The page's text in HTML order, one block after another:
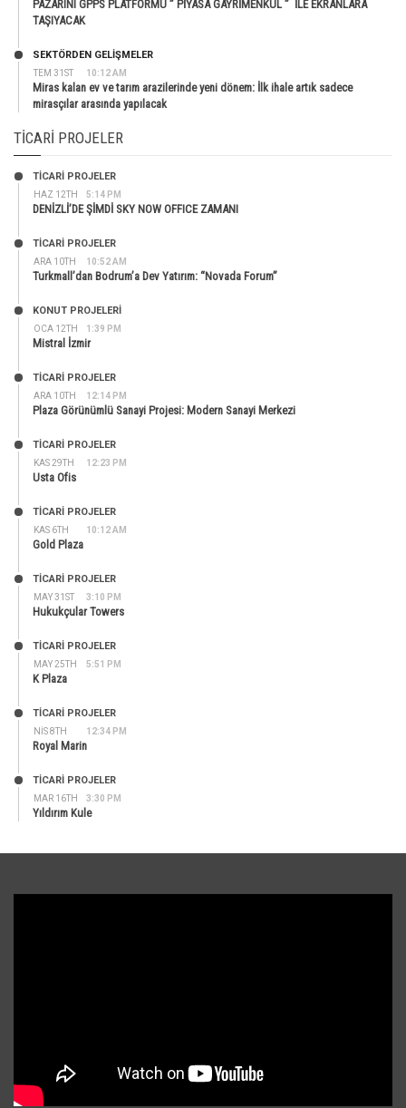
PAZARINI GPPS PLATFORMU ” PİYASA GAYRİMENKUL ” İLE EKRANLARA
TAŞIYACAK
TEM 31ST 10:12 AM
SEKTÖRDEN GELIŞMELER
Miras kalan ev ve tarım arazilerinde yeni dönem: İlk ihale artık sadece
mirasçılar arasında yapılacak
TICARI PROJELER
HAZ 12TH 5:14 PM
TİCARİ PROJELER
DENİZLİ’DE ŞİMDİ SKY NOW OFFICE ZAMANI
ARA 10TH 10:52 AM
TİCARİ PROJELER
Turkmall’dan Bodrum’a Dev Yatırım: “Novada Forum”
OCA 12TH 1:39 PM
KONUT PROJELERI
Mistral İzmir
ARA 10TH 12:14 PM
TİCARİ PROJELER
Plaza Görünümlü Sanayi Projesi: Modern Sanayi Merkezi
KAS 29TH 12:23 PM
TİCARİ PROJELER
Usta Ofis
KAS 6TH 10:12 AM
TİCARİ PROJELER
Gold Plaza
MAY 31ST 3:10 PM
TİCARİ PROJELER
Hukukçular Towers
MAY 25TH 5:51 PM
TİCARİ PROJELER
K Plaza
NIS 8TH 12:34 PM
TİCARİ PROJELER
Royal Marin
MAR 16TH 3:30 PM
TİCARİ PROJELER
Yıldırım Kule